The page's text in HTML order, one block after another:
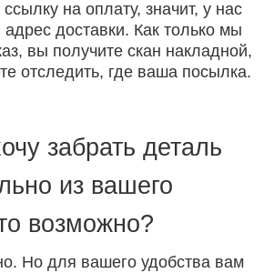
на оплату, значит, у нас
адрес доставки. Как только мы
вы получите скан накладной,
отследить, где ваша посылка.
забрать деталь
из вашего
возможно?
Но для вашего удобства вам